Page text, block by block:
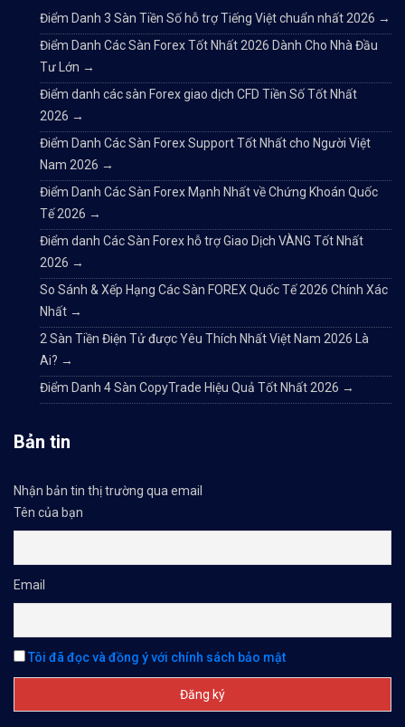
Điểm Danh 3 Sàn Tiền Số hỗ trợ Tiếng Việt chuẩn nhất 2026 →
Điểm Danh Các Sàn Forex Tốt Nhất 2026 Dành Cho Nhà Đầu
Tư Lớn →
Điểm danh các sàn Forex giao dịch CFD Tiền Số Tốt Nhất
2026 →
Điểm Danh Các Sàn Forex Support Tốt Nhất cho Người Việt
Nam 2026 →
Điểm Danh Các Sàn Forex Mạnh Nhất về Chứng Khoán Quốc
Tế 2026 →
Điểm danh Các Sàn Forex hỗ trợ Giao Dịch VÀNG Tốt Nhất
2026 →
So Sánh & Xếp Hạng Các Sàn FOREX Quốc Tế 2026 Chính Xác
Nhất →
2 Sàn Tiền Điện Tử được Yêu Thích Nhất Việt Nam 2026 Là
Ai? →
Điểm Danh 4 Sàn CopyTrade Hiệu Quả Tốt Nhất 2026 →
Bản tin
Nhận bản tin thị trường qua email
Tên của bạn
Email
Tôi đã đọc và đồng ý với chính sách bảo mật